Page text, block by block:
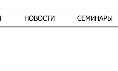
НОВОСТИ СЕМИНАРЫ